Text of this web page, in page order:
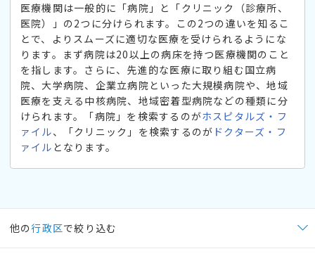
医療機関は一般的に「病院」と「クリニック（診療所、
医院）」の2つに分けられます。この2つの違いを知るこ
とで、よりスムーズに適切な医療を受けられるようにな
ります。まず病院は20以上の病床を持つ医療機関のこと
を指します。さらに、先進的な医療に取り組む国立病
院、大学病院、企業立病院といった大規模病院や、地域
医療を支える中核病院、地域密着型病院などの種類に分
けられます。「病院」を検索するのがホスピタルズ・フ
ァイル、「クリニック」を検索するのが ドクターズ・フ
ァイル となります。
他の行政区で絞り込む